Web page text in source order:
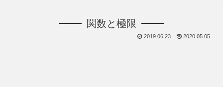
関数と極限
2019.06.23 2020.05.05